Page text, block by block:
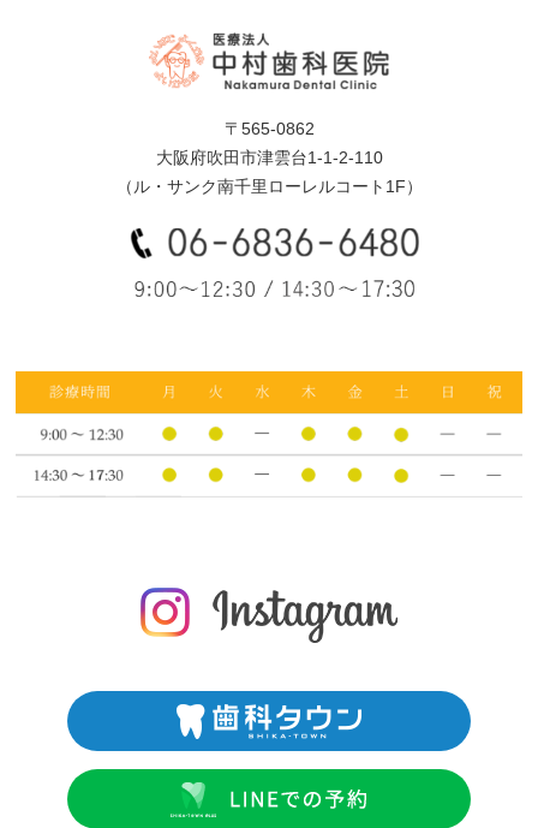
〒565-0862
大阪府吹田市津雲台1-1-2-110
（ル・サンク南千里ローレルコート1F）